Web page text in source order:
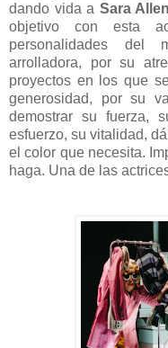
dando vida a Sara Allen
objetivo con esta
personalidades del
arrolladora, por su
proyectos en los que
generosidad, por su
demostrar su fuerza,
esfuerzo, su vitalidad,
el color que necesita.
haga. Una de las